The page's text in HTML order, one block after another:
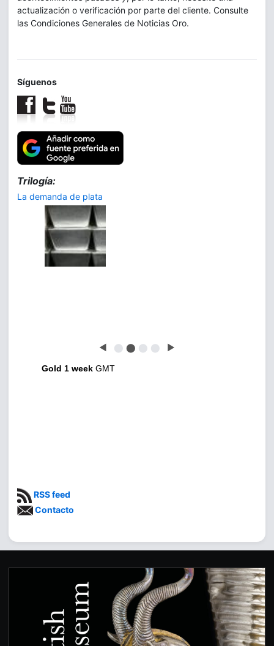
actualización o verificación por parte del cliente. Consulte
las Condiciones Generales de Noticias Oro.
Síguenos
Trilogía:
La demanda de plata
◀ ⬤ ⬤ ⬤ ⬤ ▶
Gold 1 week GMT
RSS feed
Contacto